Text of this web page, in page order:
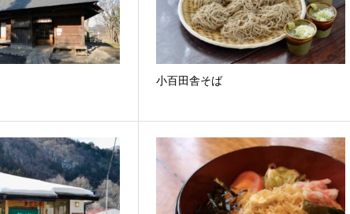
小百田舎そば